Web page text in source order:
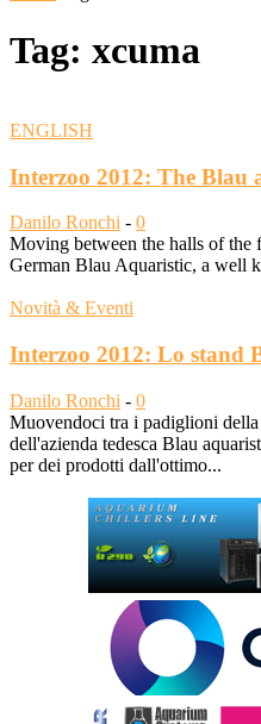
Tag: xcuma
ENGLISH
Interzoo 2012: The Blau
Danilo Ronchi - 0
Moving between the halls of the
German Blau Aquaristic, a well
Novità & Eventi
Interzoo 2012: Lo stand
Danilo Ronchi - 0
Muovendoci tra i padiglioni
dell'azienda tedesca Blau
per dei prodotti dall'ottimo...